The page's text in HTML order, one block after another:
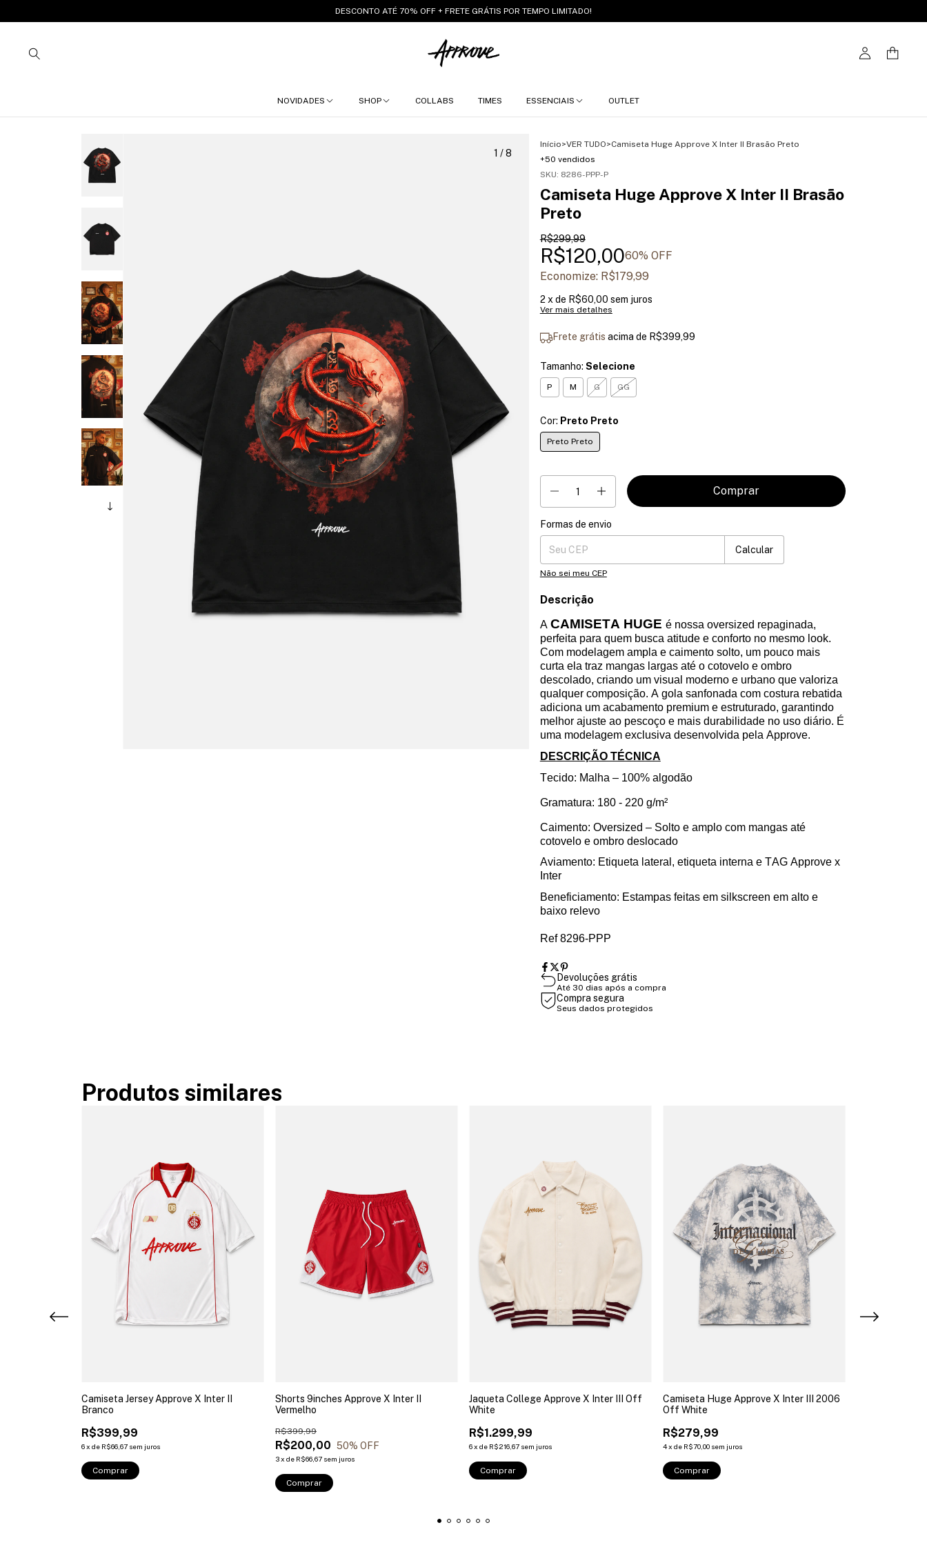
DESCONTO ATÉ 70% OFF + FRETE GRÁTIS POR TEMPO LIMITADO!
NOVIDADES SHOP COLLABS TIMES ESSENCIAIS OUTLET
1 /8
Início>VER TUDO>Camiseta Huge Approve X Inter II Brasão Preto
+50 vendidos
SKU: 8286-PPP-P
Camiseta Huge Approve X Inter II Brasão
Preto
R$299,99
R$120,0060% OFF
Economize: R$179,99
2 x de R$60,00 sem juros
Ver mais detalhes
Frete grátis acima de R$399,99
Tamanho: Selecione
P M G GG
Cor: Preto Preto
Preto Preto
Entregas para o CEP:
Formas de envio
Calcular
Não sei meu CEP
Descrição
A CAMISETA HUGE é nossa oversized repaginada,
perfeita para quem busca atitude e conforto no mesmo look.
Com modelagem ampla e caimento solto, um pouco mais
curta ela traz mangas largas até o cotovelo e ombro
descolado, criando um visual moderno e urbano que valoriza
qualquer composição. A gola sanfonada com costura rebatida
adiciona um acabamento premium e estruturado, garantindo
melhor ajuste ao pescoço e mais durabilidade no uso diário. É
uma modelagem exclusiva desenvolvida pela Approve.
DESCRIÇÃO TÉCNICA
Tecido: Malha – 100% algodão
Gramatura: 180 - 220 g/m²
Caimento: Oversized – Solto e amplo com mangas até
cotovelo e ombro deslocado
Aviamento: Etiqueta lateral, etiqueta interna e TAG Approvex
Inter
Beneficiamento: Estampas feitas em silkscreen em alto e
baixo relevo
Ref 8296-PPP
Devoluções grátis
Até 30 dias após a compra
Compra segura
Seus dados protegidos
Produtos similares
Camiseta Jersey Approve X Inter II
Branco
R$399,99
6x de R$66,67 sem juros
Comprar
Shorts 9inches Approve X Inter II
Vermelho
R$200,00
R$399,99
50% OFF
3x de R$66,67 sem juros
Comprar
Jaqueta College Approve X Inter III Off
White
R$1.299,99
6x de R$216,67 sem juros
Comprar
Camiseta Huge Approve X Inter III 2006
Off White
R$279,99
4x de R$70,00 sem juros
Comprar